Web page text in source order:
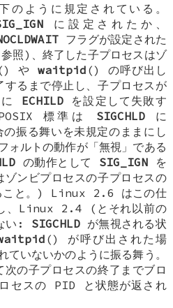
ように規定されている。
に設定されたか、
フラグが設定された
照)、終了した子プロセスはゾ
やwaitpid () の呼び出し
るまで停止し、子プロセスが
に ECHILDを設定して失敗す
標準は SIGCHLD に
振る舞いを未規定のままにし
ォルトの動作が「無視」である
の動作として SIG_IGN を
ンビプロセスの子プロセスの
こと。) Linux 2.6 はこの仕
し、Linux 2.4 (とそれ以前の
い: SIGCHLDが無視される状
() が呼び出された場
いないかのように振る舞う。
の子プロセスの終了までブロ
セスの PID と状態が返され